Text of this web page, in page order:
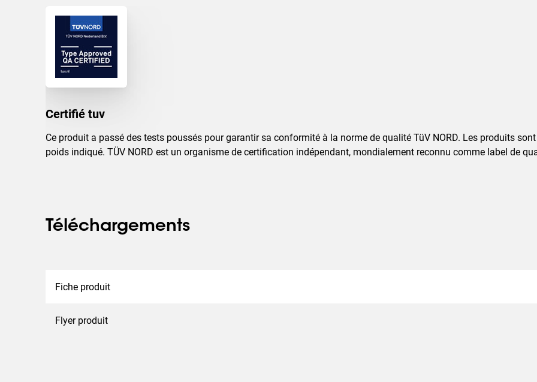
Certifié tuv
Ce produit a passé des tests poussés pour garantir sa conformité à la norme de qualité TüV NORD. Les produits
poids indiqué. TÜV NORD est un organisme de certification indépendant, mondialement reconnu comme label de
Téléchargements
Fiche produit
Flyer produit